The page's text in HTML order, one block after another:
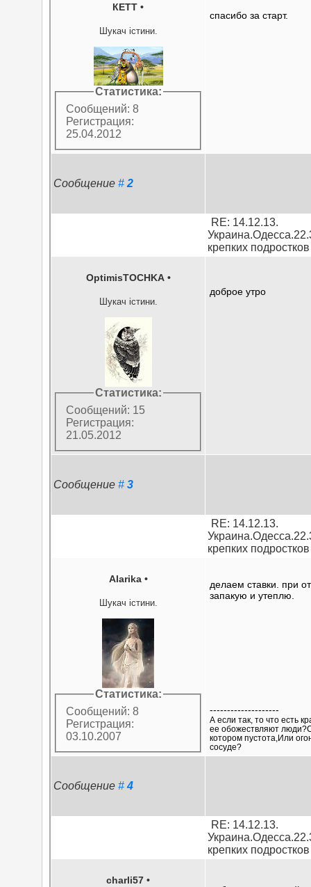
КЕТТ •
Шукач істини.
Статистика:
Сообщений: 8
Регистрация:
25.04.2012
спасибо за старт.
Сообщение#2
RE: 14.12.13.
крепких
OptimisTOCHKA •
Шукач істини.
Статистика:
Сообщений: 15
Регистрация:
21.05.2012
доброе утро
Сообщение#3
RE: 14.12.13.
крепких
Alarika •
Шукач істини.
Статистика:
Сообщений: 8
Регистрация:
03.10.2007
делаем ставки. при
запакую и утеплю.
--------------------
А если так, то что есть
ее обожествляют
котором пустота,Или
сосуде?
Сообщение#4
RE: 14.12.13.
крепких
charli57 •